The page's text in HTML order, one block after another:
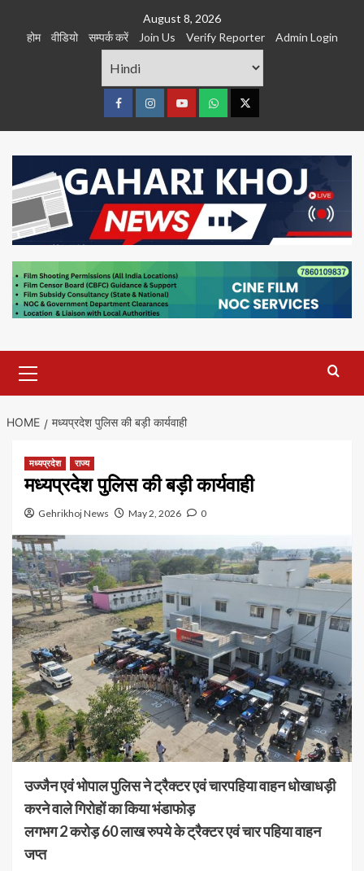
August 8, 2026
होम
वीडियो सम्पर्क करें Join Us Verify Reporter Admin Login
FacebookInstagramyoutubeWhatsTwitter
Menu
HOME मध्यप्रदेश पुलिस की बड़ी कार्यवाही
मध्यप्रदेश राज्य
मध्यप्रदेश पुलिस की बड़ी कार्यवाही
Gehrikhoj News May 2, 2026 0
उज्जैन एवं भोपाल पुलिस ने ट्रैक्टर एवं चारपहिया वाहन धोखाधड़ी
करने वाले गिरोहों का किया भंडाफोड़
लगभग 2 करोड़ 60 लाख रुपये के ट्रैक्टर एवं चार पहिया वाहन
जप्त